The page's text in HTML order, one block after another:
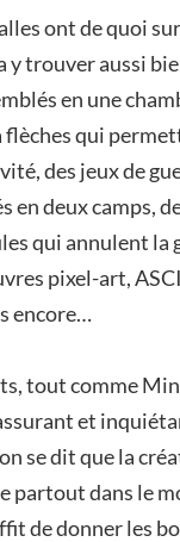
ont de quoi
y trouver aussi
en une
flèches qui
des jeux de
en deux camps,
qui annulent la
pixel-art,
encore…
tout comme
et
se dit que la
partout dans le
de donner les